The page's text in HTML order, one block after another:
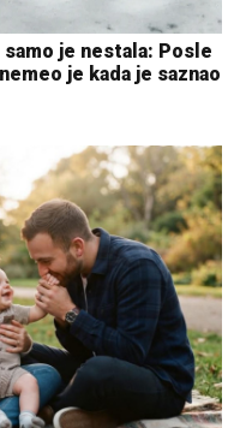
je nestala: Posle
je kada je saznao